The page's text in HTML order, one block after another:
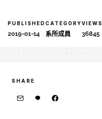
PUBLISHED
2019-01-14
CATEGORY
系所成員
VIEWS
36845
SHARE